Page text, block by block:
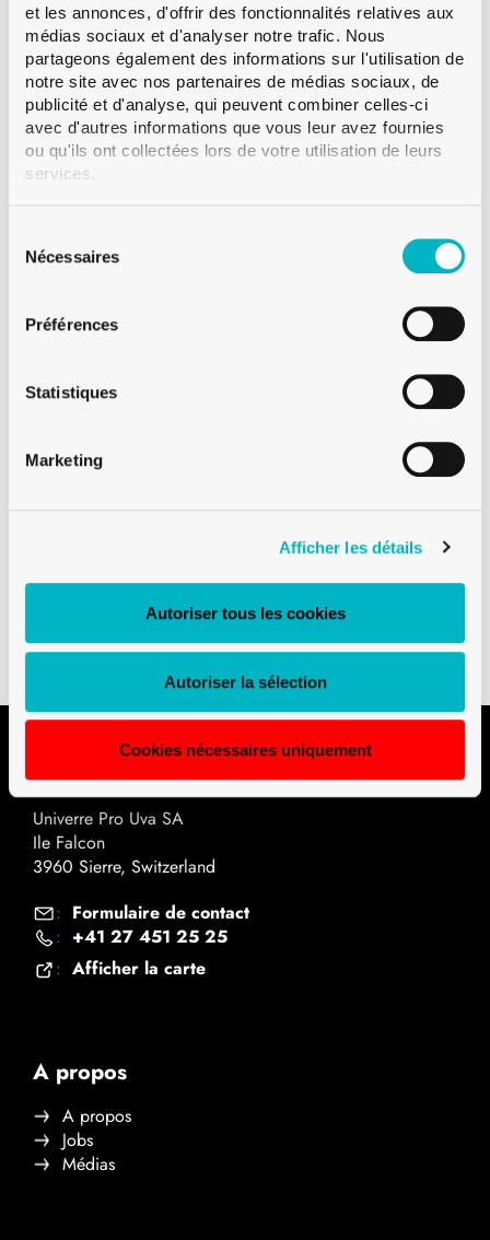
et les annonces, d'offrir des fonctionnalités relatives aux
médias sociaux et d'analyser notre trafic. Nous
partageons également des informations sur l'utilisation de
notre site avec nos partenaires de médias sociaux, de
publicité et d'analyse, qui peuvent combiner celles-ci
avec d'autres informations que vous leur avez fournies
ou qu'ils ont collectées lors de votre utilisation de leurs
services.
Nécessaires
Préférences
Statistiques
Marketing
Afficher les détails
Autoriser tous les cookies
Autoriser la sélection
Cookies nécessaires uniquement
Bague
BVS
Couleur
Blanc
Contenance
70 cl
Poids
750 g
Hauteur
Paletisation
Sur demande
Plan technique PDF
Contact
Univerre Pro Uva SA
Ile Falcon
3960 Sierre, Switzerland
: Formulaire de contact
: +41 27 451 25 25
: Afficher la carte
A propos
A propos
Jobs
Médias